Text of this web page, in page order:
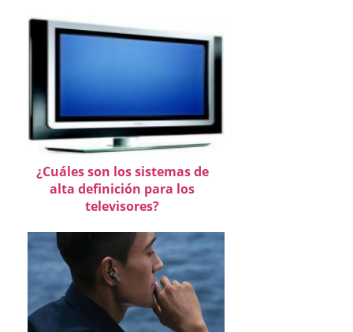
¿Cuáles son los sistemas de
alta definición para los
televisores?